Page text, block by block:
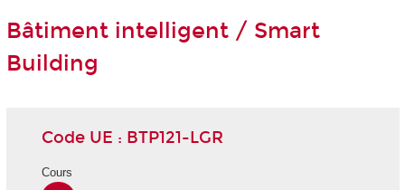
Bâtiment intelligent / Smart
Building
Code UE : BTP121-LGR
Cours